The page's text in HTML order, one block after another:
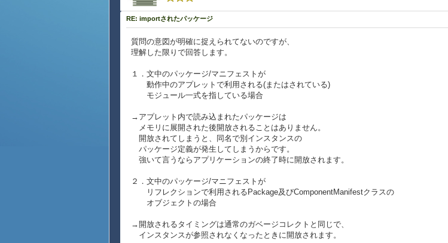
RE: importされたパッケージ
質問の意図が明確に捉えられてないのですが、
理解した限りで回答します。
１．文中のパッケージ/マニフェストが
動作中のアプレットで利用される(またはされている)
モジュール一式を指している場合
→アプレット内で読み込まれたパッケージは
メモリに展開された後開放されることはありません。
開放されてしまうと、同名で別インスタンスの
パッケージ定義が発生してしまうからです。
強いて言うならアプリケーションの終了時に開放されます。
２．文中のパッケージ/マニフェストが
リフレクションで利用されるPackage及びComponentManifestクラスの
オブジェクトの場合
→開放されるタイミングは通常のガベージコレクトと同じで、
インスタンスが参照されなくなったときに開放されます。